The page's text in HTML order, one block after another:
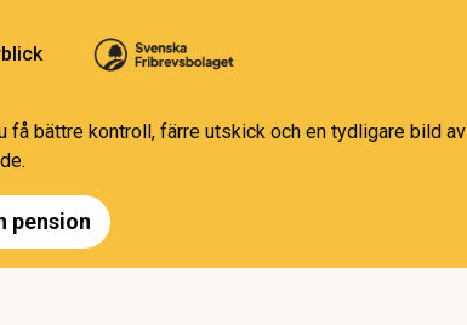
få bättre kontroll, färre utskick och en tydligare bild av
pension